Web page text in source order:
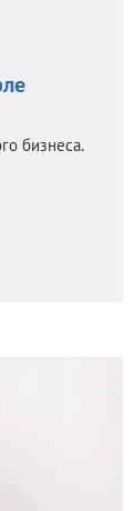
бизнеса.